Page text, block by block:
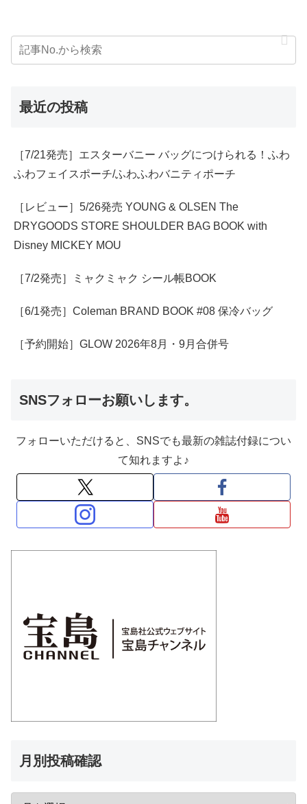
最近の投稿
［7/21発売］エスターバニー バッグにつけられる！ふわ
ふわフェイスポーチ/ふわふわバニティポーチ
［レビュー］5/26発売 YOUNG & OLSEN The
DRYGOODS STORE SHOULDER BAG BOOK with
Disney MICKEY MOU
［7/2発売］ミャクミャク シール帳BOOK
［6/1発売］Coleman BRAND BOOK #08 保冷バッグ
［予約開始］GLOW 2026年8月・9月合併号
SNSフォローお願いします。
フォローいただけると、SNSでも最新の雑誌付録につい
て知れますよ♪
月別投稿確認